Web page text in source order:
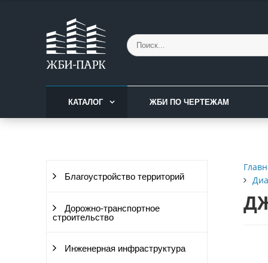
КАТАЛОГ ЖБИ ПО ЧЕРТЕЖАМ
Благоустройство территорий
Дорожно-транспортное
строительство
Инженерная инфраструктура